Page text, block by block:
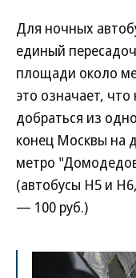
Для ночных
единый
площади около
это означает,
добраться из
конец Москвы на
метро
(автобусы H5 и
— 100 руб.)